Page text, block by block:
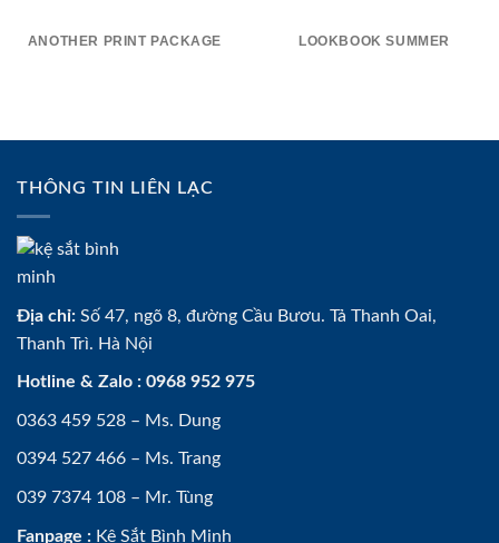
ANOTHER PRINT PACKAGE LOOKBOOK SUMMER
THÔNG TIN LIÊN LẠC
Địa chỉ: Số 47, ngõ 8, đường Cầu Bươu. Tả Thanh Oai,
Thanh Trì. Hà Nội
Hotline & Zalo : 0968 952 975
0363 459 528 – Ms. Dung
0394 527 466 – Ms. Trang
039 7374 108 – Mr. Tùng
Fanpage : Kệ Sắt Bình Minh